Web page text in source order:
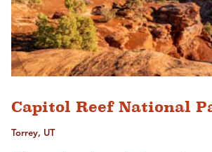
Capitol Reef National
Torrey, UT